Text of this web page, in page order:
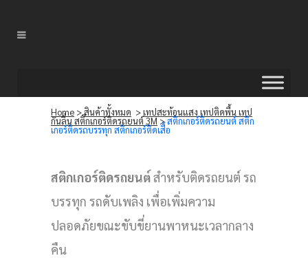
Home >สินค้าทั้งหมด >เทปสะท้อนแสง เทปติดพื้น เทป
กันลื่น สติ๊กเกอร์ติดรถยนต์ 3M>สติกเกอร์ติดรถยนต์ สติก
เกอร์ติดรถบรรทุก สติกเกอร์ติดเสื้อ
สติกเกอร์ติดรถยนต์สำหรับติดรถยนต์ รถ
บรรทุก รถดับเพลิง เพื่อเพิ่มความ
ปลอดภัยขณะขับขี่ยานพาหนะเวลากลาง
คืน